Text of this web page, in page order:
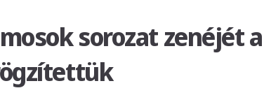
sorozat zenéjét a